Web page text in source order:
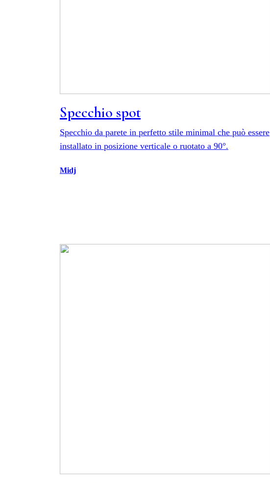
Specchio spot
Specchio da parete in perfetto stile minimal che può essere
installato in posizione verticale o ruotato a 90°.
Midj